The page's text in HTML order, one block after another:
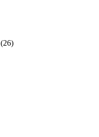
(26)